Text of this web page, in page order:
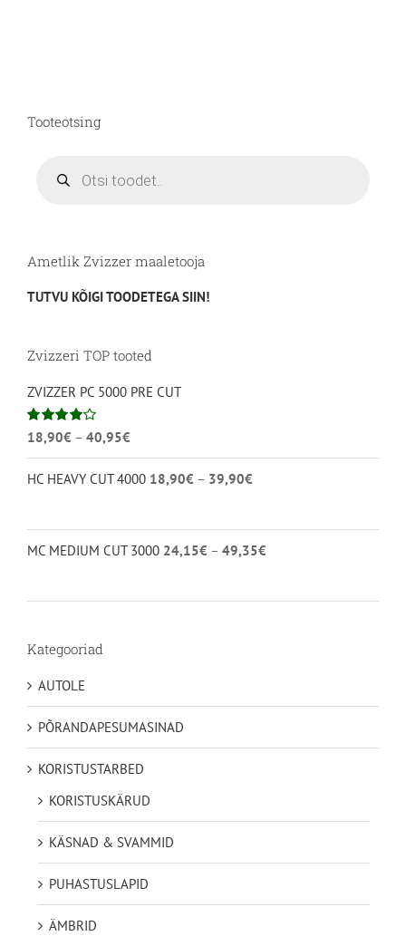
Tooteotsing
search
Ametlik Zvizzer maaletooja
TUTVU KÕIGI TOODETEGA SIIN!
Zvizzeri TOP tooted
ZVIZZER PC 5000 PRE CUT
Hinnanguga
18,90€ – 40,95€
18,90€
kuni
HC HEAVY CUT 4000 18,90€ – 39,90€
39,90€
MC MEDIUM CUT 3000 24,15€ – 49,35€
Kategooriad
AUTOLE
PÕRANDAPESUMASINAD
KORISTUSTARBED
KORISTUSKÄRUD
KÄSNAD & SVAMMID
PUHASTUSLAPID
ÄMBRID